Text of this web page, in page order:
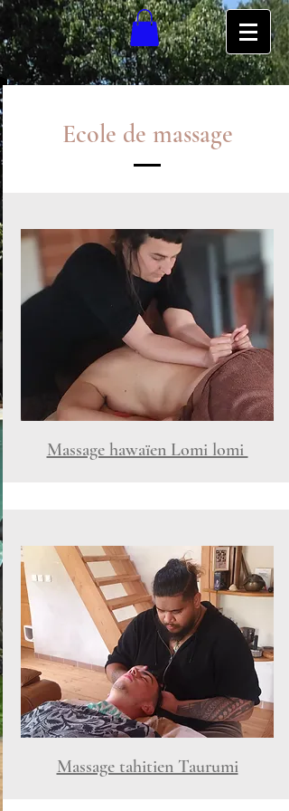
Ecole de massage
Massage hawaïen Lomi lomi
Massage tahitien Taurumi